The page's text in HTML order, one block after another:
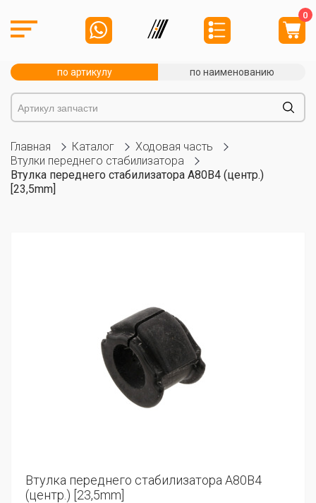
0
по артикулу по наименованию
Главная Каталог
Ходовая часть
Втулки переднего стабилизатора
Втулка переднего стабилизатора A80B4 (центр.)
[23,5mm]
Втулка переднего стабилизатора A80B4
(центр.) [23,5mm]